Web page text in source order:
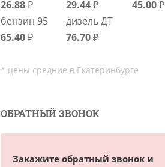
26.88₽
29.44₽
45.00₽
бензин 95
65.40₽
дизель ДТ
76.70₽
* цены средние в Екатеринбурге
ОБРАТНЫЙ ЗВОНОК
Закажите обратный звонок и